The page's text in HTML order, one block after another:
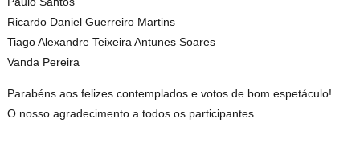
Ricardo Daniel Guerreiro Martins
Tiago Alexandre Teixeira Antunes Soares
Vanda Pereira
Parabéns aos felizes contemplados e votos de bom espetáculo!
O nosso agradecimento a todos os participantes.